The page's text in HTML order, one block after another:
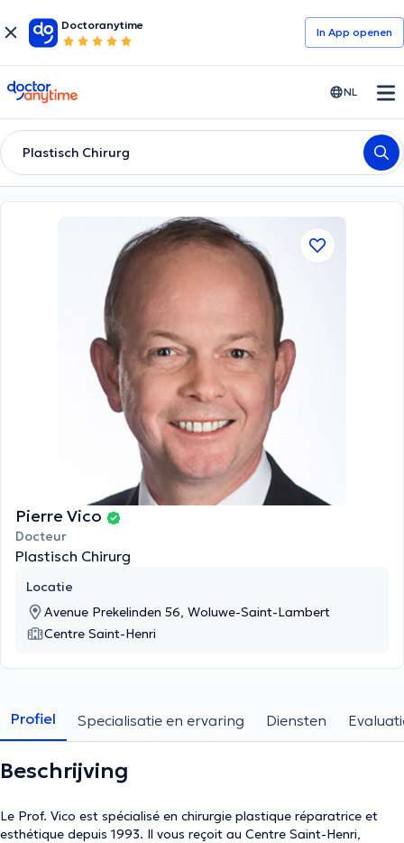
Doctoranytime
In App openen
doctoranytime NL
Plastisch Chirurg
Pierre Vico
Docteur
Plastisch Chirurg
Locatie
Avenue Prekelinden 56, Woluwe-Saint-Lambert
Centre Saint-Henri
Profiel Specialisatie en ervaring Diensten
Beschrijving
Le Prof. Vico est spécialisé en chirurgie plastique réparatrice et
esthétique depuis 1993. Il vous reçoit au Centre Saint-Henri,